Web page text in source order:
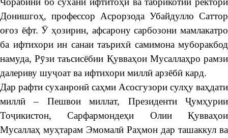
Донишгоҳ, профессор Асрорзода Убайдулло Саттор
оғоз ёфт. Ӯ ҳозирин, афсарону сарбозони мамлакатро
ба ифтихори ин санаи таърихӣ самимона муборакбод
намуда, Рӯзи таъсисёбии Қувваҳои Мусаллаҳро рамзи
далериву шуҷоат ва ифтихори миллӣ арзёбӣ кард.
Дар рафти суханронӣ саҳми Асосгузори сулҳу ваҳдати
миллӣ – Пешвои миллат, Президенти Ҷумҳурии
Тоҷикистон, Сарфармондеҳи Олии Қувваҳои
Мусаллаҳ муҳтарам Эмомалӣ Раҳмон дар ташаккул ва